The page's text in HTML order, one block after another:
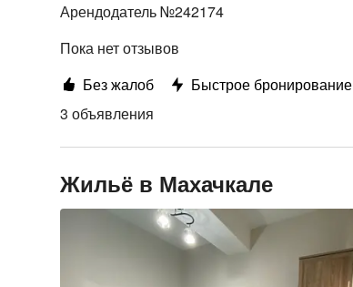
Арендодатель №242174
Пока нет отзывов
Без жалоб
Быстрое бронирование
3 объявления
Жильё в Махачкале